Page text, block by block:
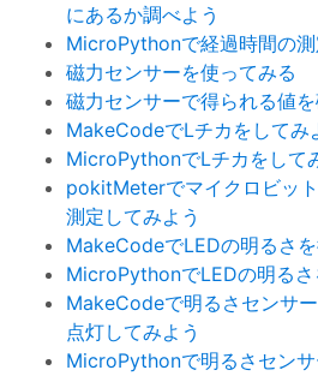
にあるか調べよう
MicroPythonで経過時間の測
磁力センサーを使ってみる
磁力センサーで得られる値
MakeCodeでLチカをしてみ
MicroPythonでLチカをして
pokitMeterでマイクロビッ
測定してみよう
MakeCodeでLEDの明るさ
MicroPythonでLEDの明るさ
MakeCodeで明るさセンサ
点灯してみよう
MicroPythonで明るさセン